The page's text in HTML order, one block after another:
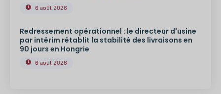
6 août 2026
Redressement opérationnel : le directeur d'usine
par intérim rétablit la stabilité des livraisons en
90 jours en Hongrie
6 août 2026